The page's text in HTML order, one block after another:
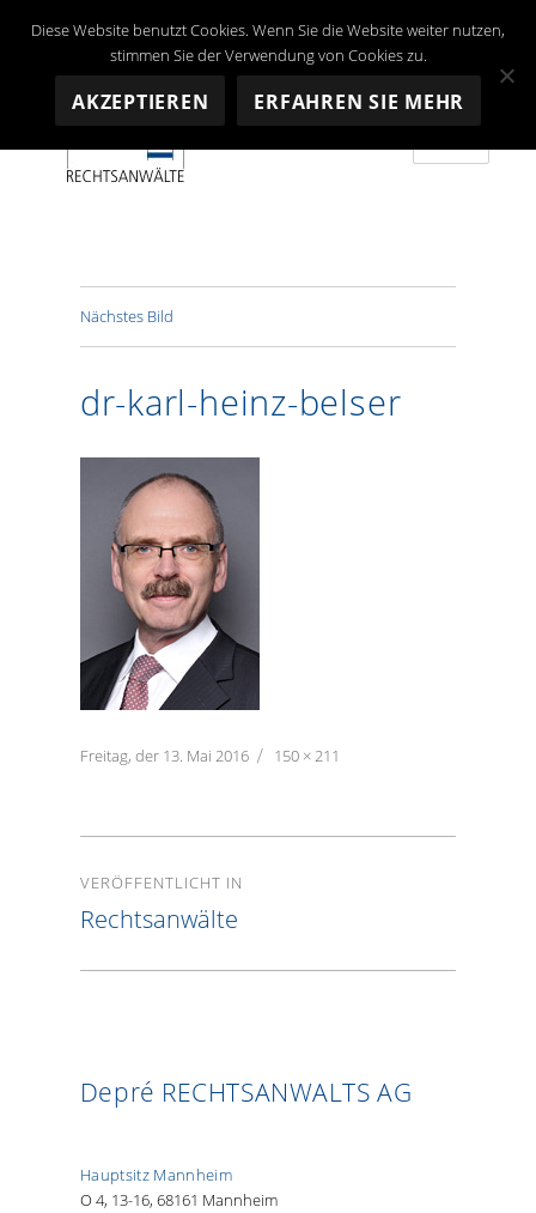
Nächstes Bild
dr-karl-heinz-belser
Veröffentlicht
Freitag, der 13. Mai 2016
Volle
150 × 211
VERÖFFENTLICHT IN
Rechtsanwälte
Depré RECHTSANWALTS AG
Hauptsitz Mannheim
O 4, 13-16, 68161 Mannheim
Diese Website benutzt Cookies. Wenn Sie die Website weiter nutzen,
stimmen Sie der Verwendung von Cookies zu.
AKZEPTIEREN ERFAHREN SIE MEHR